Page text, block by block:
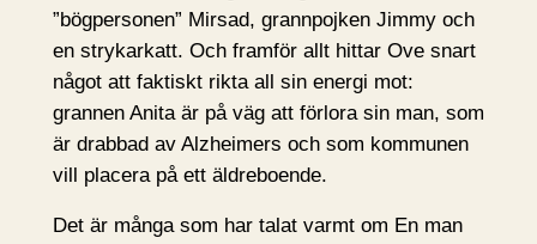
”bögpersonen” Mirsad, grannpojken Jimmy och
en strykarkatt. Och framför allt hittar Ove snart
något att faktiskt rikta all sin energi mot:
grannen Anita är på väg att förlora sin man, som
är drabbad av Alzheimers och som kommunen
vill placera på ett äldreboende.
Det är många som har talat varmt om En man